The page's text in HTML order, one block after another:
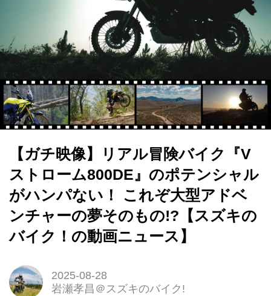
【ガチ映像】リアル冒険バイク『V
ストローム800DE』のポテンシャル
がハンパない！ これぞ大型アドベ
ンチャーの夢そのもの!?【スズキの
バイク！の動画ニュース】
2025-08-28
岩瀬孝昌＠スズキのバイク!